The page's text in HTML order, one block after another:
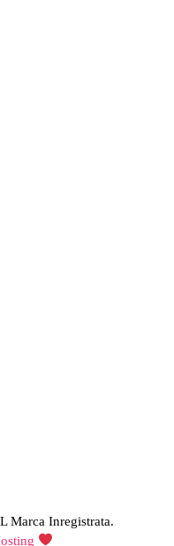
Marca Inregistrata.